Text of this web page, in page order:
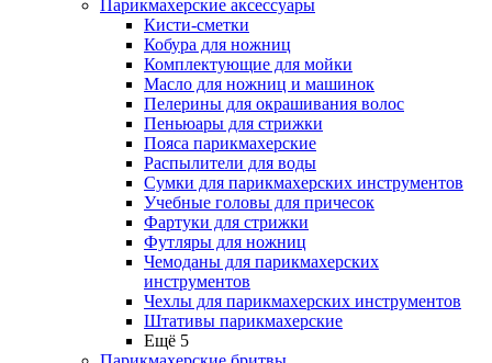
Парикмахерские аксессуары
Кисти-сметки
Кобура для ножниц
Комплектующие для мойки
Масло для ножниц и машинок
Пелерины для окрашивания волос
Пеньюары для стрижки
Пояса парикмахерские
Распылители для воды
Сумки для парикмахерских инструментов
Учебные головы для причесок
Фартуки для стрижки
Футляры для ножниц
Чемоданы для парикмахерских
инструментов
Чехлы для парикмахерских инструментов
Штативы парикмахерские
Ещё 5